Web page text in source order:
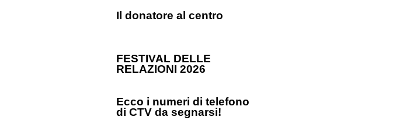
Il donatore al centro
FESTIVAL DELLE
RELAZIONI 2026
Ecco i numeri di telefono
di CTV da segnarsi!